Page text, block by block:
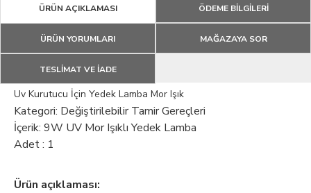
ÜRÜN AÇIKLAMASI ÖDEME BİLGİLERİ
ÜRÜN YORUMLARI MAĞAZAYA SOR
TESLİMAT VE İADE
Uv Kurutucu İçin Yedek Lamba Mor Işık
Kategori: Değiştirilebilir Tamir Gereçleri
İçerik: 9W UV Mor Işıklı Yedek Lamba
Adet : 1
Ürün açıklaması: